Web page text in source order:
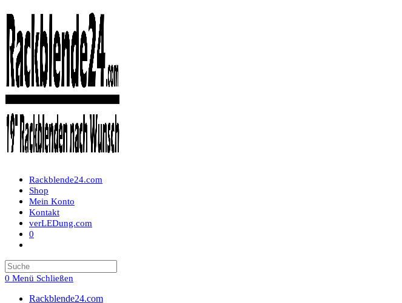
Inhalt
springen
Rackblende24.com
Shop
Mein Konto
Kontakt
verLEDung.com
0
search
0 Menü Schließen
Rackblende24.com